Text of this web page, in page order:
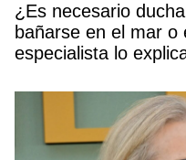
¿Es necesario
bañarse en el mar o
especialista lo